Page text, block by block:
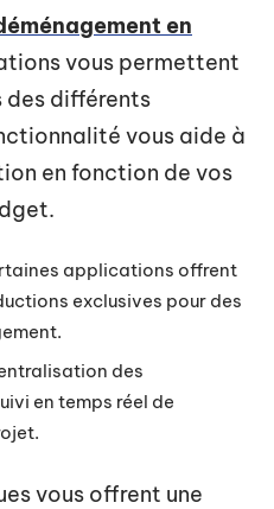
en
vous permettent
des différents
vous aide à
en fonction de vos
applications offrent
exclusives pour des
des
en temps réel de
vous offrent une